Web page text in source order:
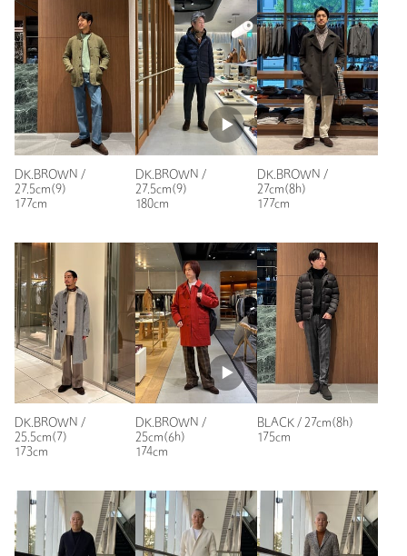
年代：
身長：
171cm
普段の着用サイズ： 26cm
2人が参考になったと回答
参考になった
投稿日： 2024年7月13日
購入サイズ：24cm(5h)
｜
購入カラー：BLACK
購入商品のサイズ感：ちょうどよい
季節、シチュエーションに関係なく履けるブーツです！
性別： 男性
身長：155cm
普段の着用サイズ： 25.5cm
参考になった
DK.BROWN /
27.5cm(9)
177cm
DK.BROWN /
27.5cm(9)
180cm
DK.BROWN /
27cm(8h)
177cm
DK.BROWN /
25.5cm(7)
173cm
DK.BROWN /
25cm(6h)
174cm
BLACK / 27cm(8h)
175cm